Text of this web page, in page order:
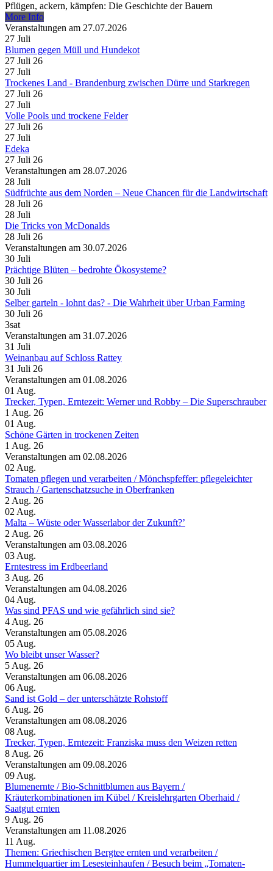
Pflügen, ackern, kämpfen: Die Geschichte der Bauern
More Info
Veranstaltungen am 27.07.2026
27 Juli
Blumen gegen Müll und Hundekot
27 Juli 26
27 Juli
Trockenes Land - Brandenburg zwischen Dürre und Starkregen
27 Juli 26
27 Juli
Volle Pools und trockene Felder
27 Juli 26
27 Juli
Edeka
27 Juli 26
Veranstaltungen am 28.07.2026
28 Juli
Südfrüchte aus dem Norden – Neue Chancen für die Landwirtschaft
28 Juli 26
28 Juli
Die Tricks von McDonalds
28 Juli 26
Veranstaltungen am 30.07.2026
30 Juli
Prächtige Blüten – bedrohte Ökosysteme?
30 Juli 26
30 Juli
Selber garteln - lohnt das? - Die Wahrheit über Urban Farming
30 Juli 26
3sat
Veranstaltungen am 31.07.2026
31 Juli
Weinanbau auf Schloss Rattey
31 Juli 26
Veranstaltungen am 01.08.2026
01 Aug.
Trecker, Typen, Erntezeit: Werner und Robby – Die Superschrauber
1 Aug. 26
01 Aug.
Schöne Gärten in trockenen Zeiten
1 Aug. 26
Veranstaltungen am 02.08.2026
02 Aug.
Tomaten pflegen und verarbeiten /​ Mönchspfeffer: pflegeleichter
Strauch /​ Gartenschatzsuche in Oberfranken
2 Aug. 26
02 Aug.
Malta – Wüste oder Wasserlabor der Zukunft?’
2 Aug. 26
Veranstaltungen am 03.08.2026
03 Aug.
Erntestress im Erdbeerland
3 Aug. 26
Veranstaltungen am 04.08.2026
04 Aug.
Was sind PFAS und wie gefährlich sind sie?
4 Aug. 26
Veranstaltungen am 05.08.2026
05 Aug.
Wo bleibt unser Wasser?
5 Aug. 26
Veranstaltungen am 06.08.2026
06 Aug.
Sand ist Gold – der unterschätzte Rohstoff
6 Aug. 26
Veranstaltungen am 08.08.2026
08 Aug.
Trecker, Typen, Erntezeit: Franziska muss den Weizen retten
8 Aug. 26
Veranstaltungen am 09.08.2026
09 Aug.
Blumenernte /​ Bio-Schnittblumen aus Bayern /​
Kräuterkombinationen im Kübel /​ Kreislehrgarten Oberhaid /​
Saatgut ernten
9 Aug. 26
Veranstaltungen am 11.08.2026
11 Aug.
Themen: Griechischen Bergtee ernten und verarbeiten /​
Hummelquartier im Lesesteinhaufen /​ Besuch beim „Tomaten-